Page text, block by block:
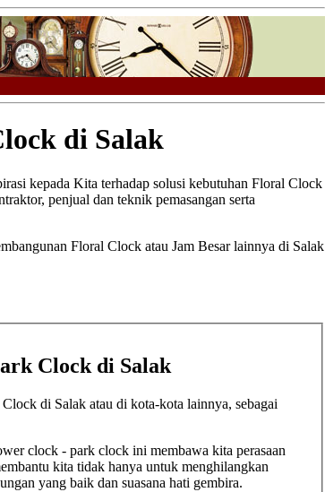
di Salak
kepada Kita terhadap solusi kebutuhan Floral Clock
penjual dan teknik pemasangan serta
Floral Clock atau Jam Besar lainnya di Salak
Clock di Salak
di Salak atau di kota-kota lainnya, sebagai
clock - park clock ini membawa kita perasaan
kita tidak hanya untuk menghilangkan
yang baik dan suasana hati gembira.